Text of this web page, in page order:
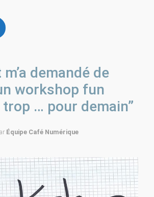
demandé de
workshop fun
… pour demain”
Équipe Café Numérique